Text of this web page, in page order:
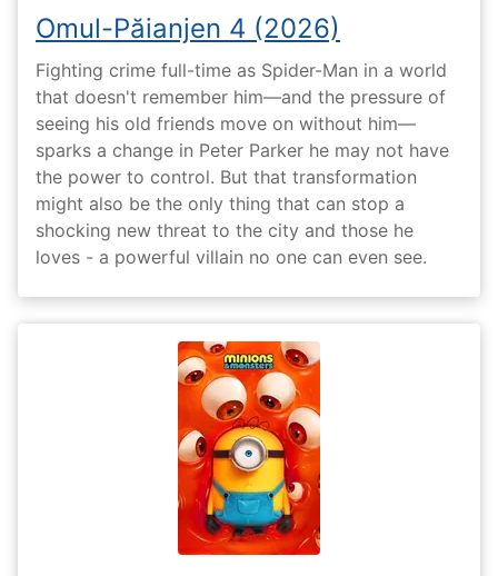
Omul-Păianjen 4 (2026)
Fighting crime full-time as Spider-Man in a world
that doesn't remember him—and the pressure of
seeing his old friends move on without him—
sparks a change in Peter Parker he may not have
the power to control. But that transformation
might also be the only thing that can stop a
shocking new threat to the city and those he
loves - a powerful villain no one can even see.